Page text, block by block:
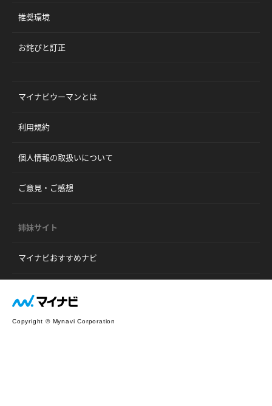
推奨環境
お詫びと訂正
マイナビウーマンとは
利用規約
個人情報の取扱いについて
ご意見・ご感想
姉妹サイト
マイナビおすすめナビ
Copyright © Mynavi Corporation